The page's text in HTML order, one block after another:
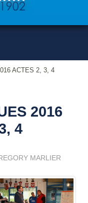
ACTES 2, 3, 4
2016
4
MARLIER